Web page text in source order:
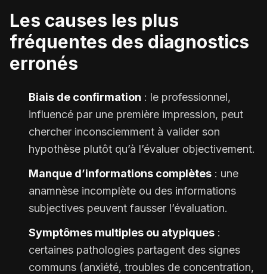
Les causes les plus
fréquentes des diagnostics
erronés
Biais de confirmation : le professionnel,
influencé par une première impression, peut
chercher inconsciemment à valider son
hypothèse plutôt qu’à l’évaluer objectivement.
Manque d’informations complètes : une
anamnèse incomplète ou des informations
subjectives peuvent fausser l’évaluation.
Symptômes multiples ou atypiques :
certaines pathologies partagent des signes
communs (anxiété, troubles de concentration,